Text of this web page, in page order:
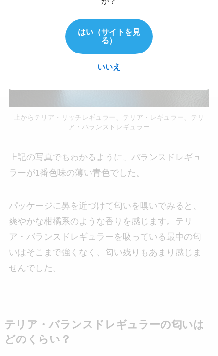
上からテリア・リッチレギュラー、テリア・レギュラー、テリ
ア・バランスドレギュラー
上記の写真でもわかるように、バランスドレギュ
ラーが1番色味の薄い青色でした。
パッケージに鼻を近づけて匂いを嗅いでみると、
爽やかな柑橘系のような香りを感じます。テリ
ア・バランスドレギュラーを吸っている最中の匂
いはそこまで強くなく、匂い残りもあまり感じま
せんでした。
テリア・バランスドレギュラーの匂いは
どのくらい？
はい（サイトを見
る）
いいえ